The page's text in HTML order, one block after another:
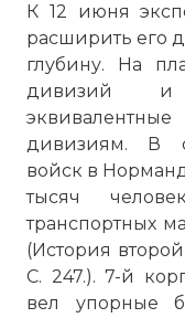
К 12 июня
расширить его
глубину. На
дивизий и
дивизиям. В
войск в
тысяч
транспортных
(История
С. 247.). 7-й
вел упорные